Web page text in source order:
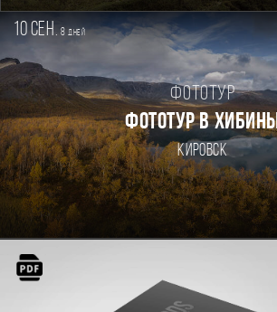
10 сен.8дней
Фототур
ФОТОТУР В
Кировск